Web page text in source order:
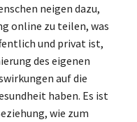
neigen dazu,
online zu teilen, was
und privat ist,
des eigenen
auf die
haben. Es ist
wie zum